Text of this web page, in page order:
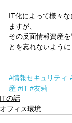
IT化によって様々
ますが、
その反面情報資産
とを忘れないように
#情報セキュリティ
産 #IT #友莉
ITの話
オフィス環境